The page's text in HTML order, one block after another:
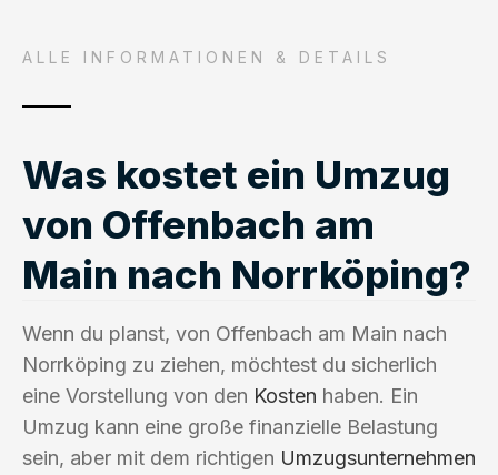
ALLE INFORMATIONEN & DETAILS
Was kostet ein Umzug
von Offenbach am
Main nach Norrköping?
Wenn du planst, von Offenbach am Main nach
Norrköping zu ziehen, möchtest du sicherlich
eine Vorstellung von den Kosten haben. Ein
Umzug kann eine große finanzielle Belastung
sein, aber mit dem richtigen Umzugsunternehmen